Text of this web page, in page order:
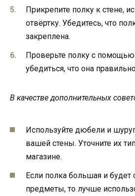
Прикрепите полку к стене,
отвёртку. Убедитесь, что
закреплена.
Проверьте полку с помощью
убедиться, что она
В качестве дополнительных
Используйте дюбели и
вашей стены. Уточните их
магазине.
Если полка большая и
предметы, то лучше